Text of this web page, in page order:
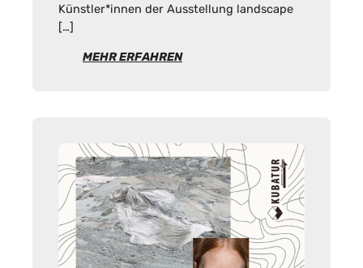
Künstler*innen der Ausstellung landscape
[…]
MEHR ERFAHREN